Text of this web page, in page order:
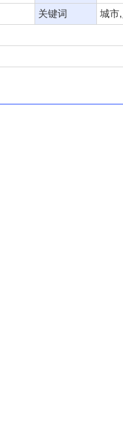
关键词 城市